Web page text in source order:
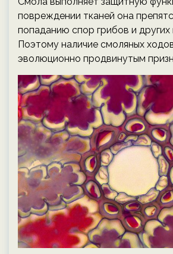
повреждении тканей она
попаданию спор грибов и других
Поэтому наличие смоляных
эволюционно продвинутым